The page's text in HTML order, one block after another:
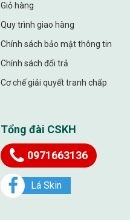
Giỏ hàng
Quy trình giao hàng
Chính sách bảo mật thông tin
Chính sách đổi trả
Cơ chế giải quyết tranh chấp
Tổng đài CSKH
0971663136
Lá Skin